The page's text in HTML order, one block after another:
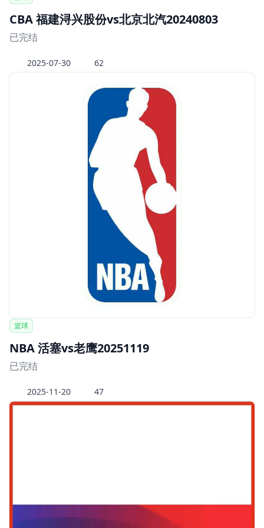
CBA 福建浔兴股份vs北京北汽20240803
已完结
2025-07-30 62
篮球
NBA 活塞vs老鹰20251119
已完结
2025-11-20 47